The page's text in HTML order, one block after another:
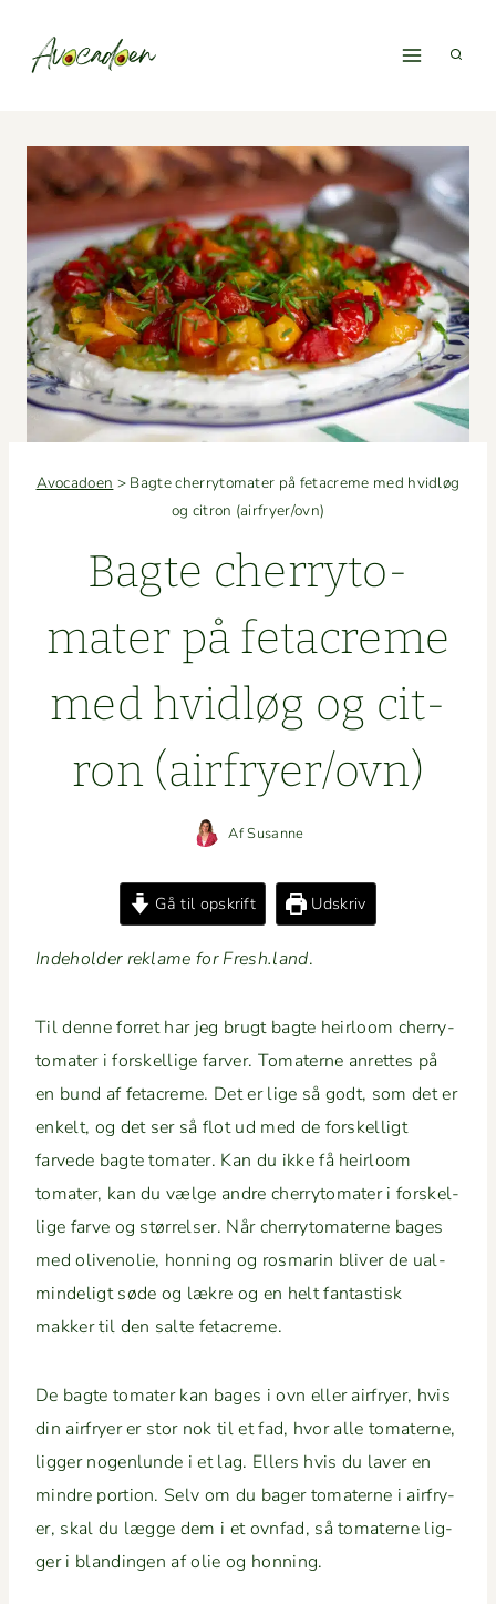
Avocadoen > Bagte cherrytomater på fetacreme med hvidløg
og citron (airfryer/ovn)
Bagte cher­ry­to­
mater på fetacreme
med hvidløg og cit­
ron (airfryer/ovn)
AfSusanne
Gå til opskrift Udskriv
Inde­hold­er reklame for Fresh.land.
Til denne for­ret har jeg brugt bagte heir­loom cher­ry­
to­mater i forskel­lige farv­er. Tomater­ne anrettes på
en bund af fetacreme. Det er lige så godt, som det er
enkelt, og det ser så flot ud med de forskel­ligt
farvede bagte tomater. Kan du ikke få heir­loom
tomater, kan du vælge andre cher­ry­to­mater i forskel­
lige farve og stør­relser. Når cher­ry­to­mater­ne bages
med oliveno­lie, hon­ning og ros­marin bliv­er de ual­
min­deligt søde og lækre og en helt fan­tastisk
makker til den salte fetacreme.
De bagte tomater kan bages i ovn eller air­fry­er, hvis
din air­fry­er er stor nok til et fad, hvor alle tomater­ne,
lig­ger nogen­lunde i et lag. Ellers hvis du laver en
min­dre por­tion. Selv om du bager tomater­ne i air­fry­
er, skal du lægge dem i et ovn­fad, så tomater­ne lig­
ger i blandin­gen af olie og honning.